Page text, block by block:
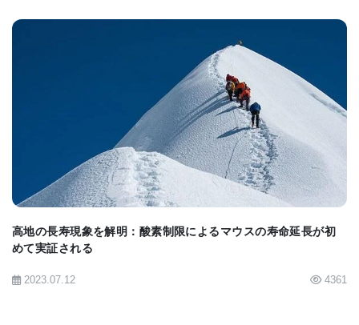
BIOMARKET JP
高地の長寿現象を解明：酸素制限によるマウスの寿命延長が初
めて実証される
2023.07.12 4361